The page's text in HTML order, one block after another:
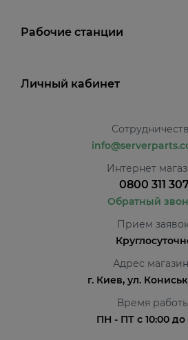
Рабочие станции
Личный кабинет
Интернет
0800 311 307
Обратный
Прием
Адрес
г. Киев, ул.
Время
ПН - ПТ с 10:00 до